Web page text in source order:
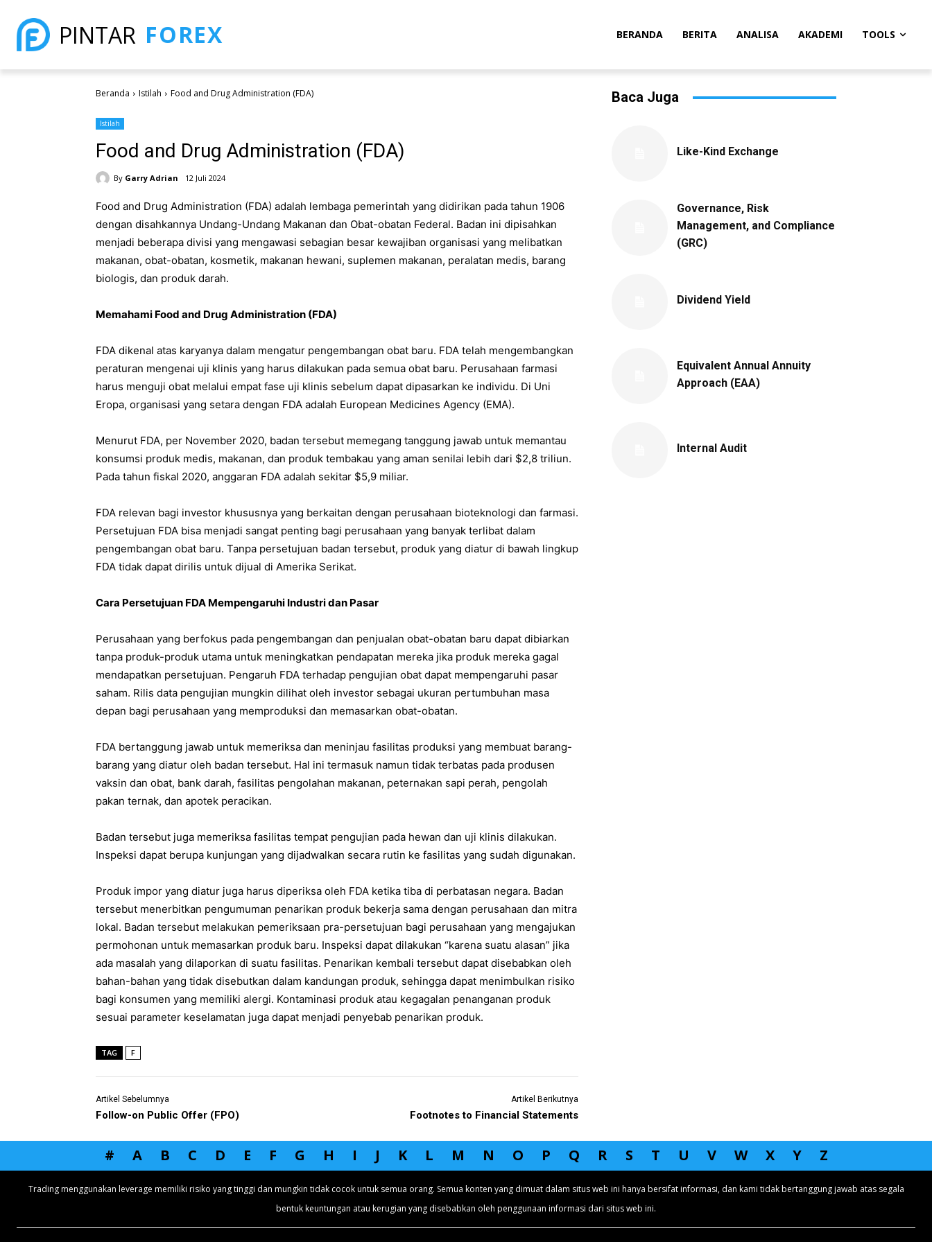
PINTAR FOREX BERANDA BERITA ANALISA AKADEMI TOOLS
Beranda Istilah Food and Drug Administration (FDA)
Istilah
Food and Drug Administration (FDA)
By Garry Adrian 12 Juli 2024
Food and Drug Administration (FDA) adalah lembaga pemerintah yang didirikan pada tahun 1906
dengan disahkannya Undang-Undang Makanan dan Obat-obatan Federal. Badan ini dipisahkan
menjadi beberapa divisi yang mengawasi sebagian besar kewajiban organisasi yang melibatkan
makanan, obat-obatan, kosmetik, makanan hewani, suplemen makanan, peralatan medis, barang
biologis, dan produk darah.
Memahami Food and Drug Administration (FDA)
FDA dikenal atas karyanya dalam mengatur pengembangan obat baru. FDA telah mengembangkan
peraturan mengenai uji klinis yang harus dilakukan pada semua obat baru. Perusahaan farmasi
harus menguji obat melalui empat fase uji klinis sebelum dapat dipasarkan ke individu. Di Uni
Eropa, organisasi yang setara dengan FDA adalah European Medicines Agency (EMA).
Menurut FDA, per November 2020, badan tersebut memegang tanggung jawab untuk memantau
konsumsi produk medis, makanan, dan produk tembakau yang aman senilai lebih dari $2,8 triliun.
Pada tahun fiskal 2020, anggaran FDA adalah sekitar $5,9 miliar.
FDA relevan bagi investor khususnya yang berkaitan dengan perusahaan bioteknologi dan farmasi.
Persetujuan FDA bisa menjadi sangat penting bagi perusahaan yang banyak terlibat dalam
pengembangan obat baru. Tanpa persetujuan badan tersebut, produk yang diatur di bawah lingkup
FDA tidak dapat dirilis untuk dijual di Amerika Serikat.
Cara Persetujuan FDA Mempengaruhi Industri dan Pasar
Perusahaan yang berfokus pada pengembangan dan penjualan obat-obatan baru dapat dibiarkan
tanpa produk-produk utama untuk meningkatkan pendapatan mereka jika produk mereka gagal
mendapatkan persetujuan. Pengaruh FDA terhadap pengujian obat dapat mempengaruhi pasar
saham. Rilis data pengujian mungkin dilihat oleh investor sebagai ukuran pertumbuhan masa
depan bagi perusahaan yang memproduksi dan memasarkan obat-obatan.
FDA bertanggung jawab untuk memeriksa dan meninjau fasilitas produksi yang membuat barang-
barang yang diatur oleh badan tersebut. Hal ini termasuk namun tidak terbatas pada produsen
vaksin dan obat, bank darah, fasilitas pengolahan makanan, peternakan sapi perah, pengolah
pakan ternak, dan apotek peracikan.
Badan tersebut juga memeriksa fasilitas tempat pengujian pada hewan dan uji klinis dilakukan.
Inspeksi dapat berupa kunjungan yang dijadwalkan secara rutin ke fasilitas yang sudah digunakan.
Produk impor yang diatur juga harus diperiksa oleh FDA ketika tiba di perbatasan negara. Badan
tersebut menerbitkan pengumuman penarikan produk bekerja sama dengan perusahaan dan mitra
lokal. Badan tersebut melakukan pemeriksaan pra-persetujuan bagi perusahaan yang mengajukan
permohonan untuk memasarkan produk baru. Inspeksi dapat dilakukan “karena suatu alasan” jika
ada masalah yang dilaporkan di suatu fasilitas. Penarikan kembali tersebut dapat disebabkan oleh
bahan-bahan yang tidak disebutkan dalam kandungan produk, sehingga dapat menimbulkan risiko
bagi konsumen yang memiliki alergi. Kontaminasi produk atau kegagalan penanganan produk
sesuai parameter keselamatan juga dapat menjadi penyebab penarikan produk.
TAG F
Artikel Sebelumnya
Follow-on Public Offer (FPO)
Artikel Berikutnya
Footnotes to Financial Statements
Baca Juga
Like-Kind Exchange
Governance, Risk
Management, and Compliance
(GRC)
Dividend Yield
Equivalent Annual Annuity
Approach (EAA)
Internal Audit
# A B C D E F G H I J K L M N O P Q R S T U V W X Y Z
Trading menggunakan leverage memiliki risiko yang tinggi dan mungkin tidak cocok untuk semua orang. Semua konten yang dimuat dalam situs web ini hanya bersifat informasi, dan kami tidak bertanggung jawab atas segala
bentuk keuntungan atau kerugian yang disebabkan oleh penggunaan informasi dari situs web ini.